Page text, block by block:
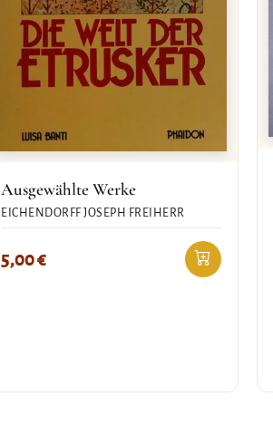
Ausgewählte Werke
EICHENDORFF JOSEPH FREIHERR
5,00€